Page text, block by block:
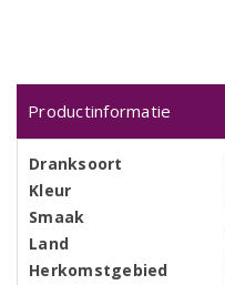
Productinformatie
Dranksoort
Kleur
Smaak
Land
Herkomstgebied